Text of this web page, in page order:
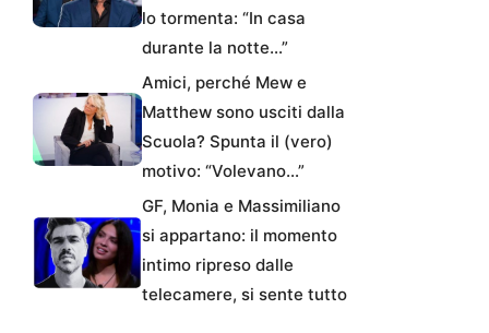
lo tormenta: “In casa
durante la notte…”
Amici, perché Mew e
Matthew sono usciti dalla
Scuola? Spunta il (vero)
motivo: “Volevano…”
GF, Monia e Massimiliano
si appartano: il momento
intimo ripreso dalle
telecamere, si sente tutto